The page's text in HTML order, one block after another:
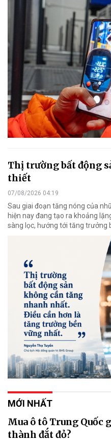
Thị trường bất động
thiết
07/08/2026 04:19
Sau giai đoạn tăng nóng của
hiện nay đang tạo ra khoảng
sàng lọc, hướng tới tăng trưởng
MỚI NHẤT
Mua ô tô Trung Quốc
thành đắt đỏ?